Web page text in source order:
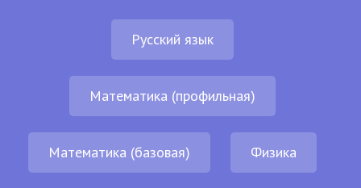
Русский язык
Математика (профильная)
Математика (базовая) Физика